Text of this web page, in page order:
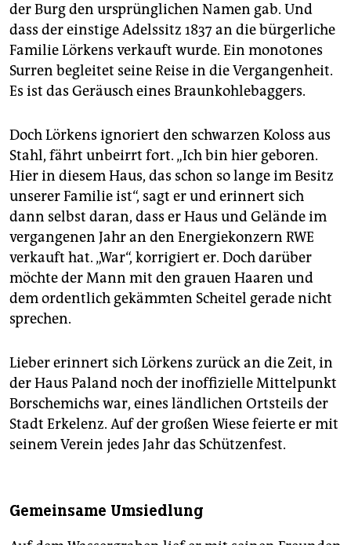
der Burg den ursprünglichen Namen gab. Und
dass der einstige Adelssitz 1837 an die bürgerliche
Familie Lörkens verkauft wurde. Ein monotones
Surren begleitet seine Reise in die Vergangenheit.
Es ist das Geräusch eines Braunkohlebaggers.
Doch Lörkens ignoriert den schwarzen Koloss aus
Stahl, fährt unbeirrt fort. „Ich bin hier geboren.
Hier in diesem Haus, das schon so lange im Besitz
unserer Familie ist“, sagt er und erinnert sich
dann selbst daran, dass er Haus und Gelände im
vergangenen Jahr an den Energiekonzern RWE
verkauft hat. „War“, korrigiert er. Doch darüber
möchte der Mann mit den grauen Haaren und
dem ordentlich gekämmten Scheitel gerade nicht
sprechen.
Lieber erinnert sich Lörkens zurück an die Zeit, in
der Haus Paland noch der inoffizielle Mittelpunkt
Borschemichs war, eines ländlichen Ortsteils der
Stadt Erkelenz. Auf der großen Wiese feierte er mit
seinem Verein jedes Jahr das Schützenfest.
Gemeinsame Umsiedlung